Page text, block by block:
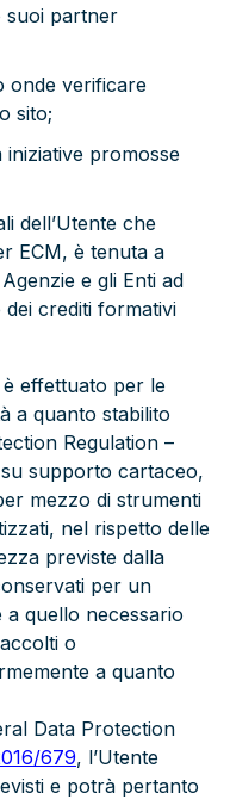
suoi partner
onde verificare
sito;
promosse
dell’Utente che
ECM, è tenuta a
e gli Enti ad
crediti formativi
effettuato per le
a quanto stabilito
Regulation –
supporto cartaceo,
mezzo di strumenti
nel rispetto delle
previste dalla
per un
quello necessario
o
a quanto
Data Protection
679, l’Utente
e potrà pertanto